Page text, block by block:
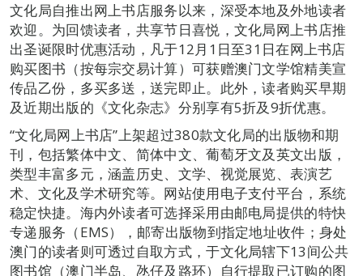
文化局自推出网上书店服务以来，深受本地及外地读者
欢迎。为回馈读者，共享节日喜悦，文化局网上书店推
出圣诞限时优惠活动，凡于12月1日至31日在网上书店
购买图书（按每宗交易计算）可获赠澳门文学馆精美宣
传品乙份，多买多送，送完即止。此外，读者购买早期
及近期出版的《文化杂志》分别享有5折及9折优惠。
“文化局网上书店”上架超过380款文化局的出版物和期
刊，包括繁体中文、简体中文、葡萄牙文及英文出版，
类型丰富多元，涵盖历史、文学、视觉展览、表演艺
术、文化及学术研究等。网站使用电子支付平台，系统
稳定快捷。海内外读者可选择采用由邮电局提供的特快
专递服务（EMS），邮寄出版物到指定地址收件；身处
澳门的读者则可透过自取方式，于文化局辖下13间公共
图书馆（澳门半岛、氹仔及路环）自行提取已订购的图